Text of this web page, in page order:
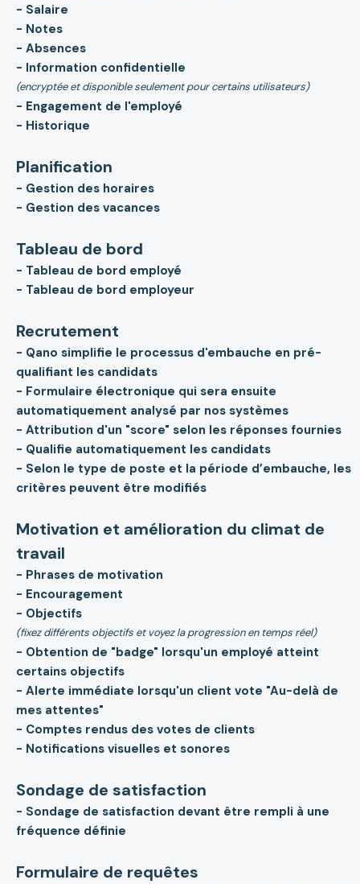
- Salaire
- Notes
- Absences
- Information confidentielle
(encryptée et disponible seulement pour certains utilisateurs)
- Engagement de l'employé
- Historique
Planification
- Gestion des horaires
- Gestion des vacances
Tableau de bord
- Tableau de bord employé
- Tableau de bord employeur
Recrutement
- Qano simplifie le processus d'embauche en pré-
qualifiant les candidats
- Formulaire électronique qui sera ensuite
automatiquement analysé par nos systèmes
- Attribution d'un "score" selon les réponses fournies
- Qualifie automatiquement les candidats
- Selon le type de poste et la période d’embauche, les
critères peuvent être modifiés
Motivation et amélioration du climat de
travail
- Phrases de motivation
- Encouragement
- Objectifs
(fixez différents objectifs et voyez la progression en temps réel)
- Obtention de "badge" lorsqu'un employé atteint
certains objectifs
- Alerte immédiate lorsqu'un client vote "Au-delà de
mes attentes"
- Comptes rendus des votes de clients
- Notifications visuelles et sonores
Sondage de satisfaction
- Sondage de satisfaction devant être rempli à une
fréquence définie
Formulaire de requêtes